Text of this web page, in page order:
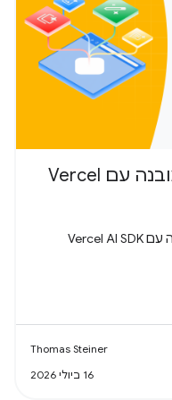
שימוש ב-Prompt API המובנה עם Vercel
Thomas Steiner
16 ביולי 2026